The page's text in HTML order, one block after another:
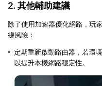
2. 其他輔助建議
除了使用加速器優化網路，玩
線風險：
定期重新啟動路由器，若環
以提升本機網路穩定性。